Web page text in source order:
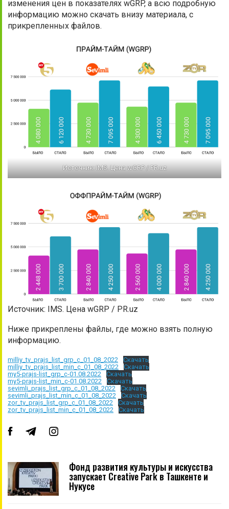
изменения цен в показателях wGRP, а всю подробную
информацию можно скачать внизу материала, с
прикрепленных файлов.
Источник: IMS. Цена wGRP / PR.uz
Источник: IMS. Цена wGRP / PR.uz
Ниже прикреплены файлы, где можно взять полную
информацию.
milliy_tv_prajs_list_grp_c_01_08_2022
Скачать
milliy_tv_prajs_list_min_c_01_08_2022
Скачать
my5-prajs-list_grp_c-01.08.2022
Скачать
my5-prajs-list_min_c-01.08.2022
Скачать
sevimli_prajs_list_grp_c_01_08_2022
Скачать
sevimli_prajs_list_min_c_01_08_2022
Скачать
zor_tv_prajs_list_grp_c_01_08_2022
Скачать
zor_tv_prajs_list_min_c_01_08_2022
Скачать
Фонд развития культуры и искусства
запускает Creative Park в Ташкенте и
Нукусе